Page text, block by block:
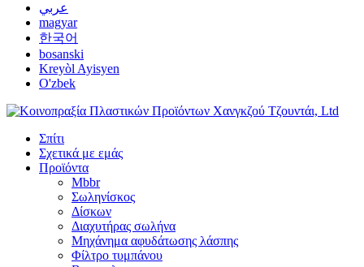
عربي
magyar
한국어
bosanski
Kreyòl Ayisyen
O'zbek
Σπίτι
Σχετικά με εμάς
Προϊόντα
Mbbr
Σωληνίσκος
Δίσκων
Διαχυτήρας σωλήνα
Μηχάνημα αφυδάτωσης λάσπης
Φίλτρο τυμπάνου